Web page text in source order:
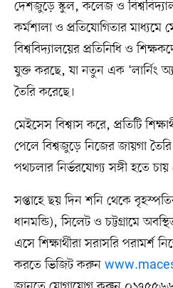
দেশজুড়ে স্কুল, কলেজ ও
কর্মশালা ও প্রতিযোগিতার মাধ্যমে
বিশ্ববিদ্যালয়ের প্রতিনিধি ও
যুক্ত করছে, যা নতুন এক ‘লার্নিং
তৈরি করেছে।
মেইসেস বিশ্বাস করে, প্রতিটি
পেলে বিশ্বজুড়ে নিজের জায়গা
পথচলার নির্ভরযোগ্য সঙ্গী হতে
সপ্তাহে ছয় দিন শনি থেকে
ধানমন্ডি), সিলেট ও চট্টগ্রামে
এসে শিক্ষার্থীরা সরাসরি পরামর্শ
করতে ভিজিট করুন